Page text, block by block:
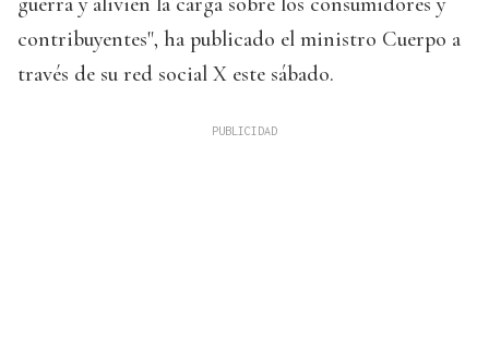
contribuyentes", ha publicado el ministro Cuerpo a
través de su red social X este sábado.